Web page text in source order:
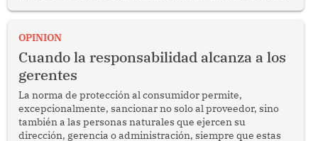
enfrenta desafíos en materia de desarrollo, cohesión
OPINION
Cuando la responsabilidad alcanza a los
gerentes
La norma de protección al consumidor permite,
excepcionalmente, sancionar no solo al proveedor, sino
también a las personas naturales que ejercen su
dirección, gerencia o administración, siempre que estas